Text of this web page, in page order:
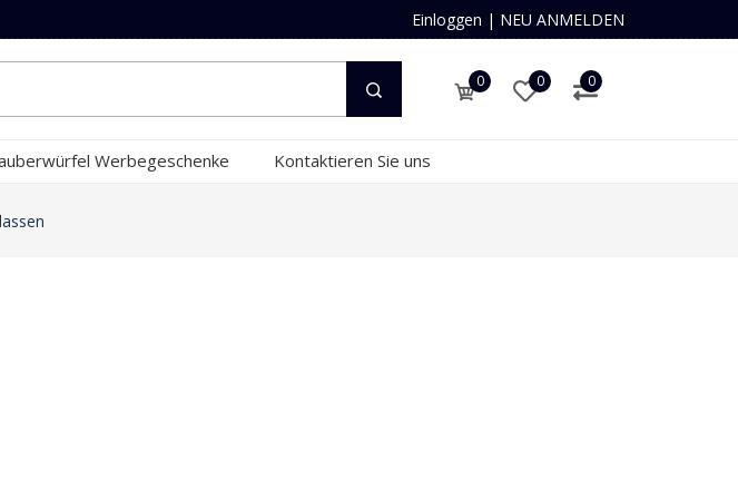
Einloggen | NEU ANMELDEN
0 0 0
Werbegeschenke
Kontaktieren Sie uns